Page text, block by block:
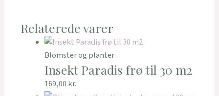
Relaterede varer
Blomster og planter
Insekt Paradis frø til 30 m2
169,00 kr.